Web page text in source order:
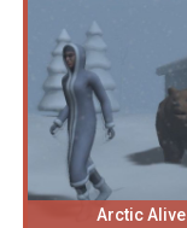
Arctic Alive